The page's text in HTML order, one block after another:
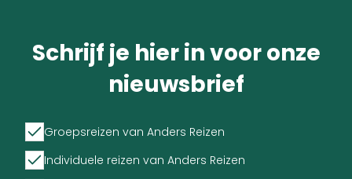
Schrijf je hier in voor onze
nieuwsbrief
Groepsreizen van Anders Reizen
Individuele reizen van Anders Reizen